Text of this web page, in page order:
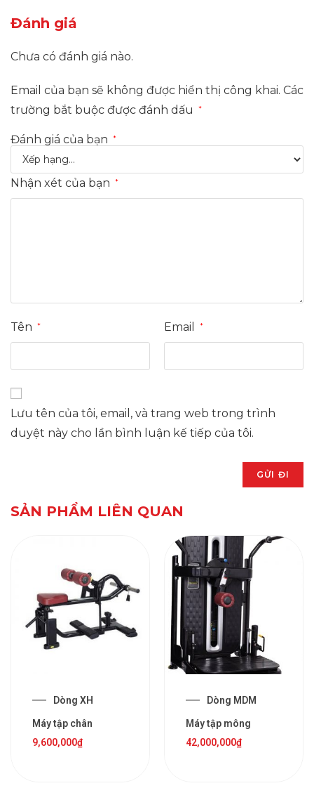
Đánh giá
Chưa có đánh giá nào.
Email của bạn sẽ không được hiển thị công khai. Các
trường bắt buộc được đánh dấu
*
Đánh giá của bạn *
Nhận xét của bạn *
Tên * Email *
Lưu tên của tôi, email, và trang web trong trình
duyệt này cho lần bình luận kế tiếp của tôi.
SẢN PHẨM LIÊN QUAN
Dòng XH
Máy tập chân
9,600,000₫
Dòng MDM
Máy tập mông
42,000,000₫